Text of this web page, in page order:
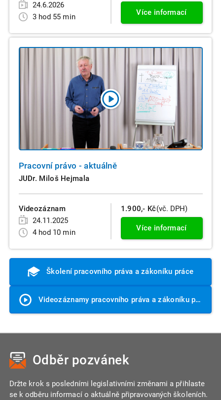
24.6.2026
3 hod 55 min
Více informací
Pracovní právo - aktuálně
JUDr. Miloš Hejmala
Videozáznam
24.11.2025
4 hod 10 min
1.900,- Kč(vč. DPH)
Více informací
Školení pracovního práva a zákoníku práce
Videozáznamy pracovního práva a zákoníku práce
Odběr pozvánek
Držte krok s posledními legislativními změnami a přihlaste
se k odběru informací o aktuálně připravovaných školeních.